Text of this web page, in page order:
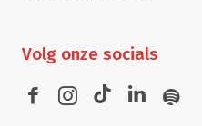
Volg onze socials